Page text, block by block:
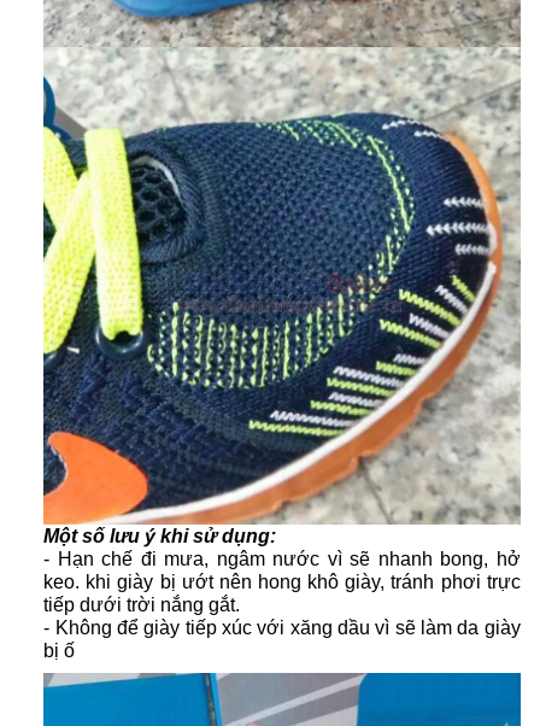
Một số lưu ý khi sử dụng:
- Hạn chế đi mưa, ngâm nước vì sẽ nhanh bong, hở
keo. khi giày bị ướt nên hong khô giày, tránh phơi trực
tiếp dưới trời nắng gắt.
- Không để giày tiếp xúc với xăng dầu vì sẽ làm da giày
bị ố